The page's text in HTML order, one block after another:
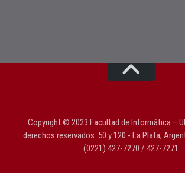
Copyright © 2023 Facultad de Informática –
derechos reservados. 50 y 120 - La Plata,
(0221) 427-7270 / 427-7271